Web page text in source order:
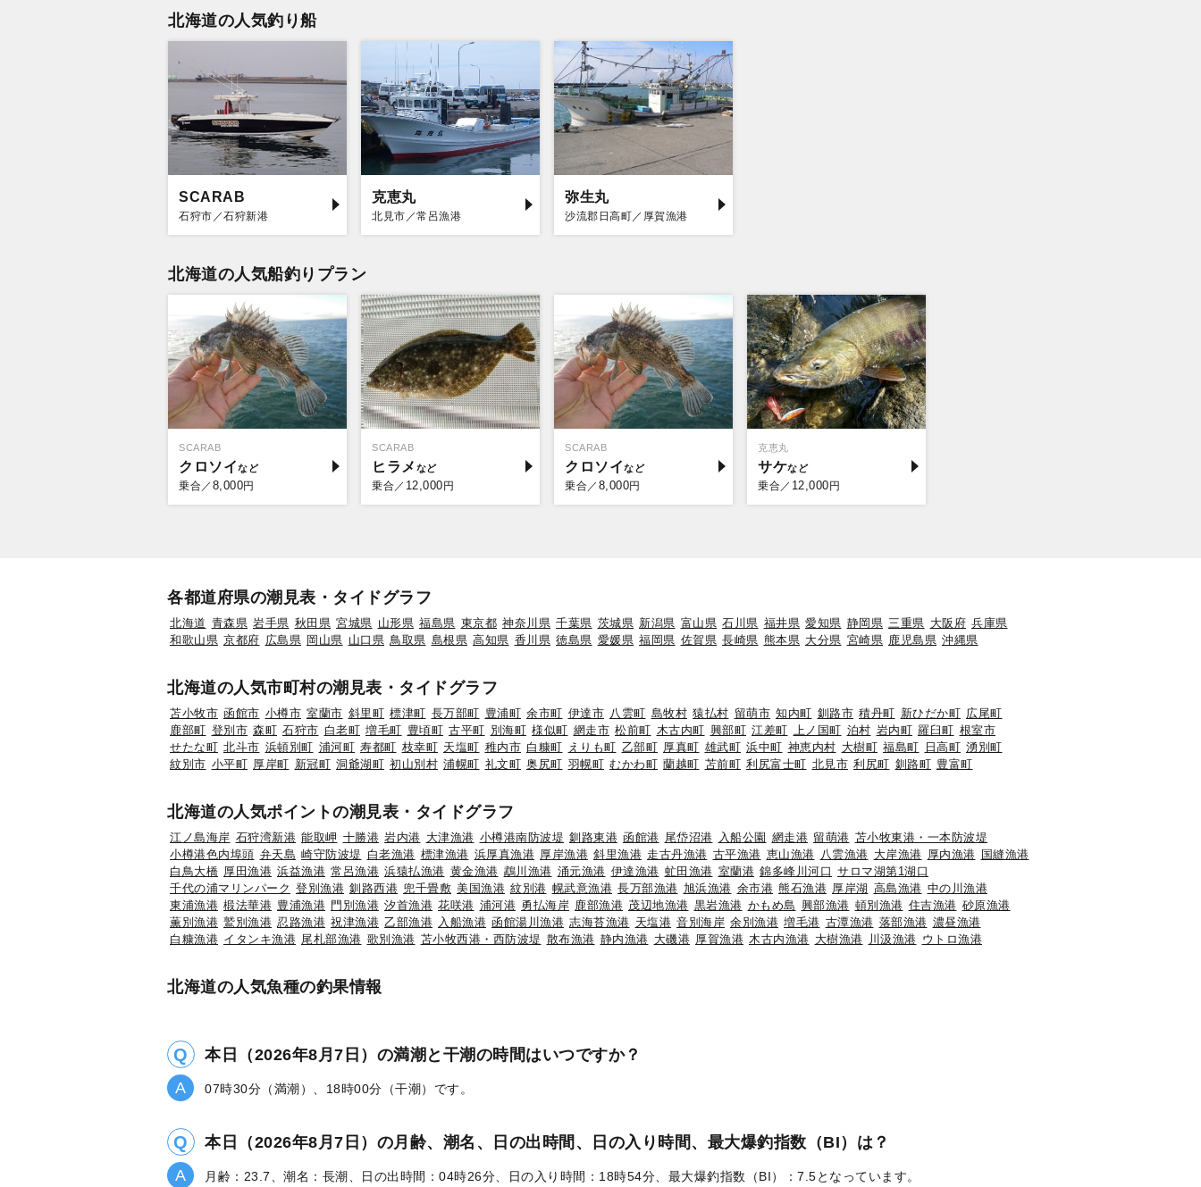
北海道の人気釣り船
SCARAB
石狩市／石狩新港
克恵丸
北見市／常呂漁港
弥生丸
沙流郡日高町／厚賀漁港
北海道の人気船釣りプラン
SCARAB
クロソイ
乗合／ 8,000円
SCARAB
ヒラメ
乗合／ 12,000円
SCARAB
クロソイ
乗合／ 8,000円
克恵丸
サケ
乗合／ 12,000円
各都道府県の潮見表・タイドグラフ
北海道 青森県 岩手県 秋田県 宮城県 山形県 福島県 東京都 神奈川県 千葉県 茨城県 新潟県 富山県 石川県 福井県 愛知県 静岡県 三重県 大阪府 兵庫県
和歌山県 京都府 広島県 岡山県 山口県 鳥取県 島根県 高知県 香川県 徳島県 愛媛県 福岡県 佐賀県 長崎県 熊本県 大分県 宮崎県 鹿児島県 沖縄県
北海道の人気市町村の潮見表・タイドグラフ
苫小牧市 函館市 小樽市 室蘭市 斜里町 標津町 長万部町 豊浦町 余市町 伊達市 八雲町 島牧村 猿払村 留萌市 知内町 釧路市 積丹町 新ひだか町 広尾町
鹿部町 登別市 森町 石狩市 白老町 増毛町 豊頃町 古平町 別海町 様似町 網走市 松前町 木古内町 興部町 江差町 上ノ国町 泊村 岩内町 羅臼町 根室市
せたな町 北斗市 浜頓別町 浦河町 寿都町 枝幸町 天塩町 稚内市 白糠町 えりも町 乙部町 厚真町 雄武町 浜中町 神恵内村 大樹町 福島町 日高町 湧別町
紋別市 小平町 厚岸町 新冠町 洞爺湖町 初山別村 浦幌町 礼文町 奥尻町 羽幌町 むかわ町 蘭越町 苫前町 利尻富士町 北見市 利尻町 釧路町 豊富町
北海道の人気ポイントの潮見表・タイドグラフ
江ノ島海岸 石狩湾新港 能取岬 十勝港 岩内港 大津漁港 小樽港南防波堤 釧路東港 函館港 尾岱沼港 入船公園 網走港 留萌港 苫小牧東港・一本防波堤
小樽港色内埠頭 弁天島 崎守防波堤 白老漁港 標津漁港 浜厚真漁港 厚岸漁港 斜里漁港 走古丹漁港 古平漁港 恵山漁港 八雲漁港 大岸漁港 厚内漁港 国縫漁港
白鳥大橋 厚田漁港 浜益漁港 常呂漁港 浜猿払漁港 黄金漁港 鵡川漁港 涌元漁港 伊達漁港 虻田漁港 室蘭港 錦多峰川河口 サロマ湖第1湖口
千代の浦マリンパーク 登別漁港 釧路西港 兜千畳敷 美国漁港 紋別港 幌武意漁港 長万部漁港 旭浜漁港 余市港 熊石漁港 厚岸湖 高島漁港 中の川漁港
東浦漁港 椴法華港 豊浦漁港 門別漁港 汐首漁港 花咲港 浦河港 勇払海岸 鹿部漁港 茂辺地漁港 黒岩漁港 かもめ島 興部漁港 頓別漁港 住吉漁港 砂原漁港
薫別漁港 鷲別漁港 忍路漁港 祝津漁港 乙部漁港 入船漁港 函館湯川漁港 志海苔漁港 天塩港 音別海岸 余別漁港 増毛港 古潭漁港 落部漁港 濃昼漁港
白糠漁港 イタンキ漁港 尾札部漁港 歌別漁港 苫小牧西港・西防波堤 散布漁港 静内漁港 大磯港 厚賀漁港 木古内漁港 大樹漁港 川汲漁港 ウトロ漁港
北海道の人気魚種の釣果情報
本日（2026年8月7日）の満潮と干潮の時間はいつですか？
07時30分（満潮）、18時00分（干潮）です。
本日（2026年8月7日）の月齢、潮名、日の出時間、日の入り時間、最大爆釣指数（BI）は？
月齢：23.7、潮名：長潮、日の出時間：04時26分、日の入り時間：18時54分、最大爆釣指数（BI）：7.5となっています。